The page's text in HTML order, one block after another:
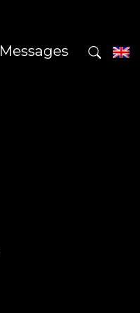
Messages